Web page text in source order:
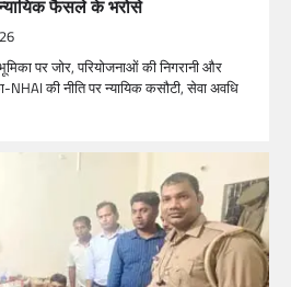
न्यायिक फैसले के भरोसे
पर जोर, परियोजनाओं की निगरानी और
NHAI की नीति पर न्यायिक कसौटी, सेवा अवधि